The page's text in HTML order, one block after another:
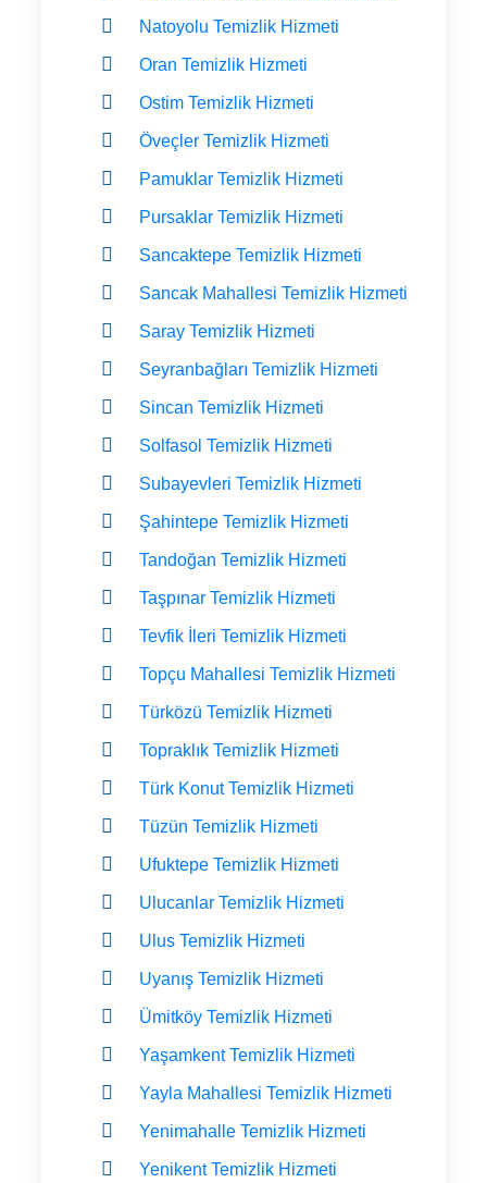
Natoyolu Temizlik Hizmeti
Oran Temizlik Hizmeti
Ostim Temizlik Hizmeti
Öveçler Temizlik Hizmeti
Pamuklar Temizlik Hizmeti
Pursaklar Temizlik Hizmeti
Sancaktepe Temizlik Hizmeti
Sancak Mahallesi Temizlik Hizmeti
Saray Temizlik Hizmeti
Seyranbağları Temizlik Hizmeti
Sincan Temizlik Hizmeti
Solfasol Temizlik Hizmeti
Subayevleri Temizlik Hizmeti
Şahintepe Temizlik Hizmeti
Tandoğan Temizlik Hizmeti
Taşpınar Temizlik Hizmeti
Tevfik İleri Temizlik Hizmeti
Topçu Mahallesi Temizlik Hizmeti
Türközü Temizlik Hizmeti
Topraklık Temizlik Hizmeti
Türk Konut Temizlik Hizmeti
Tüzün Temizlik Hizmeti
Ufuktepe Temizlik Hizmeti
Ulucanlar Temizlik Hizmeti
Ulus Temizlik Hizmeti
Uyanış Temizlik Hizmeti
Ümitköy Temizlik Hizmeti
Yaşamkent Temizlik Hizmeti
Yayla Mahallesi Temizlik Hizmeti
Yenimahalle Temizlik Hizmeti
Yenikent Temizlik Hizmeti